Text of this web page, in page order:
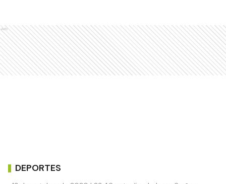
Ads
DEPORTES